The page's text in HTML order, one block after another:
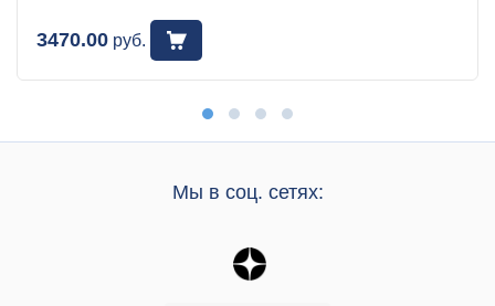
3470.00 руб.
Мы в соц. сетях: